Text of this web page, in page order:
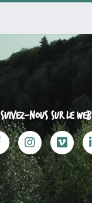
Suivez-nous sur le web